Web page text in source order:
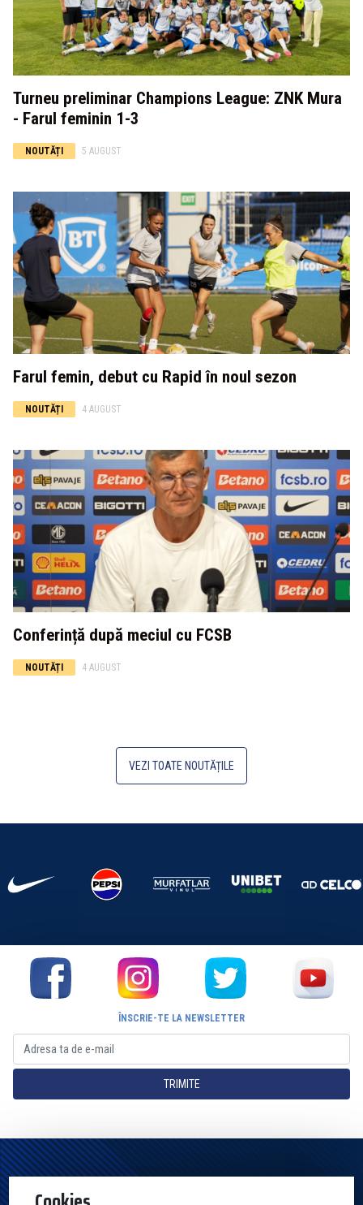
Turneu preliminar Champions League: ZNK Mura
- Farul feminin 1-3
NOUTĂȚI 5 AUGUST
Farul femin, debut cu Rapid în noul sezon
NOUTĂȚI 4 AUGUST
Conferință după meciul cu FCSB
NOUTĂȚI 4 AUGUST
VEZI TOATE NOUTĂȚILE
ÎNSCRIE-TE LA NEWSLETTER
TRIMITE